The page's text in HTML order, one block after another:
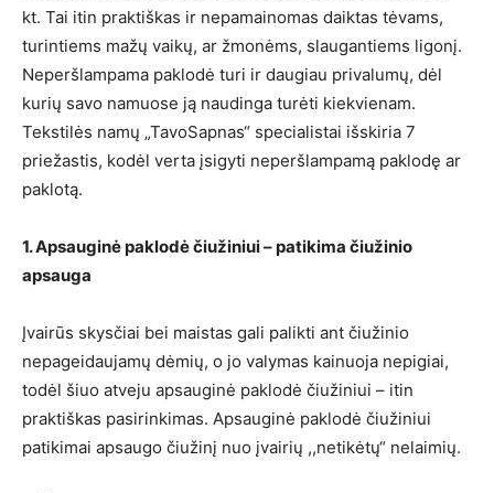
kt. Tai itin praktiškas ir nepamainomas daiktas tėvams,
turintiems mažų vaikų, ar žmonėms, slaugantiems ligonį.
Neperšlampama paklodė turi ir daugiau privalumų, dėl
kurių savo namuose ją naudinga turėti kiekvienam.
Tekstilės namų „TavoSapnas“ specialistai išskiria 7
priežastis, kodėl verta įsigyti neperšlampamą paklodę ar
paklotą.
1. Apsauginė paklodė čiužiniui – patikima čiužinio
apsauga
Įvairūs skysčiai bei maistas gali palikti ant čiužinio
nepageidaujamų dėmių, o jo valymas kainuoja nepigiai,
todėl šiuo atveju apsauginė paklodė čiužiniui – itin
praktiškas pasirinkimas. Apsauginė paklodė čiužiniui
patikimai apsaugo čiužinį nuo įvairių ,,netikėtų“ nelaimių.